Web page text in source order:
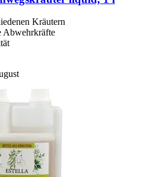
Kräutern
Abwehrkräfte